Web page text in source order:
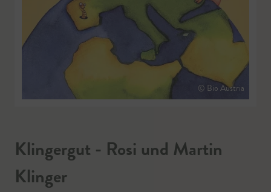
© Bio Austria
Klingergut - Rosi und Martin
Klinger